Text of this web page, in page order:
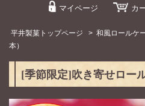
マイページ カ
平井製菓トップページ > 和風ロールケ
本）
[季節限定]吹き寄せロール